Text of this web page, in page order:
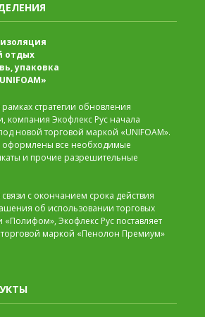
отдых
упаковка
стратегии обновления
компания Экофлекс Рус начала
новой торговой маркой «UNIFOAM».
все необходимые
и прочие разрешительные
с окончанием срока действия
об использовании торговых
Экофлекс Рус поставляет
маркой «Пенолон Премиум»